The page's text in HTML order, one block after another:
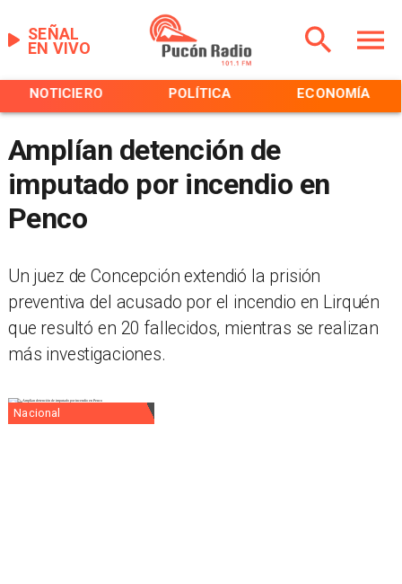
EN VIVO
SEÑAL
NOTICIERO POLÍTICA ECONOMÍA
Amplían detención de
imputado por incendio en
Penco
Un juez de Concepción extendió la prisión
preventiva del acusado por el incendio en Lirquén
que resultó en 20 fallecidos, mientras se realizan
más investigaciones.
Nacional